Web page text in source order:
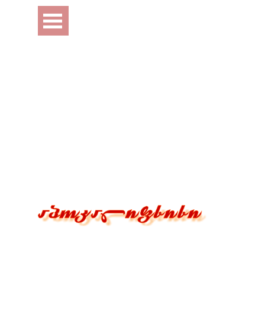
Перейти к контенту
Пропустить меню